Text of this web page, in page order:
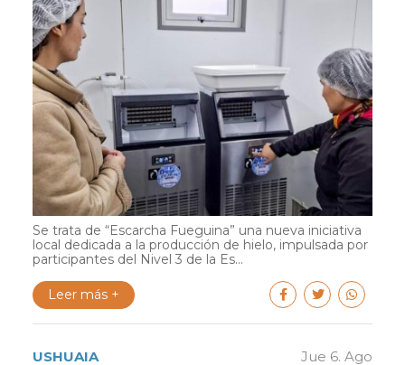
Se trata de “Escarcha Fueguina” una nueva iniciativa
local dedicada a la producción de hielo, impulsada por
participantes del Nivel 3 de la Es...
Leer más +
USHUAIA Jue 6. Ago